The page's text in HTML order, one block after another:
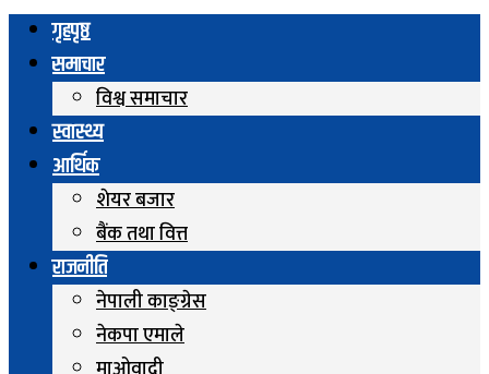
गृहपृष्ठ
समाचार
विश्व समाचार
स्वास्थ्य
आर्थिक
शेयर बजार
बैंक तथा वित्त
राजनीति
नेपाली काङ्ग्रेस
नेकपा एमाले